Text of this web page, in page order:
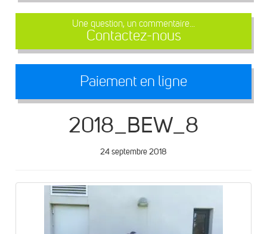
Une question, un commentaire...
Contactez-nous
Paiement en ligne
2018_BEW_8
24 septembre 2018